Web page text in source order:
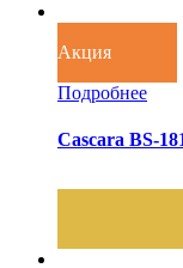
Акция
Подробнее
Cascara BS-